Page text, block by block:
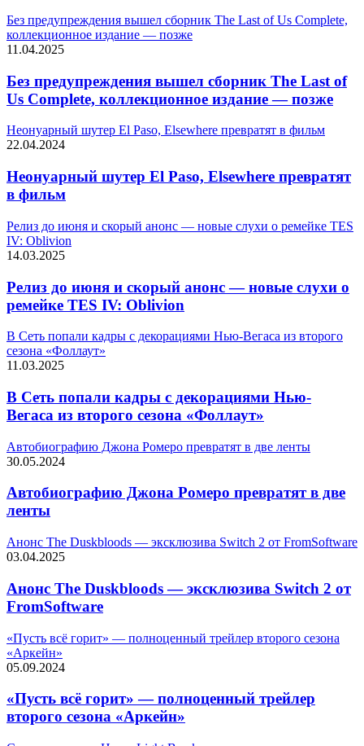
Без предупреждения вышел сборник The Last of Us Complete,
коллекционное издание — позже
11.04.2025
Без предупреждения вышел сборник The Last of
Us Complete, коллекционное издание — позже
Неонуарный шутер El Paso, Elsewhere превратят в фильм
22.04.2024
Неонуарный шутер El Paso, Elsewhere превратят
в фильм
Релиз до июня и скорый анонс — новые слухи о ремейке TES
IV: Oblivion
14.03.2025
Релиз до июня и скорый анонс — новые слухи о
ремейке TES IV: Oblivion
В Сеть попали кадры с декорациями Нью-Вегаса из второго
сезона «Фоллаут»
11.03.2025
В Сеть попали кадры с декорациями Нью-
Вегаса из второго сезона «Фоллаут»
Автобиографию Джона Ромеро превратят в две ленты
30.05.2024
Автобиографию Джона Ромеро превратят в две
ленты
Анонс The Duskbloods — эксклюзива Switch 2 от FromSoftware
03.04.2025
Анонс The Duskbloods — эксклюзива Switch 2 от
FromSoftware
«Пусть всё горит» — полноценный трейлер второго сезона
«Аркейн»
05.09.2024
«Пусть всё горит» — полноценный трейлер
второго сезона «Аркейн»